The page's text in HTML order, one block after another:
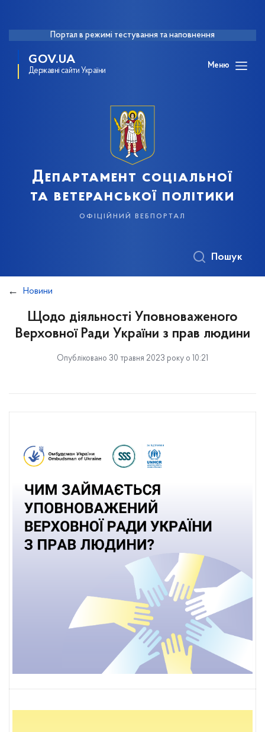
Портал в режимі тестування та наповнення
GOV.UA
Державні сайти України
Меню
Департамент соціальної
та ветеранської політики
офіційний вебпортал
Пошук
Новини
Щодо діяльності Уповноваженого
Верховної Ради України з прав людини
Опубліковано 30 травня 2023 року о 10:21